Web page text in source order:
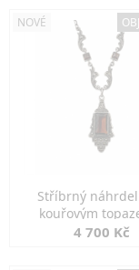
NOVÉ
Stříbrný
kouřovým
markazity
4 700 Kč